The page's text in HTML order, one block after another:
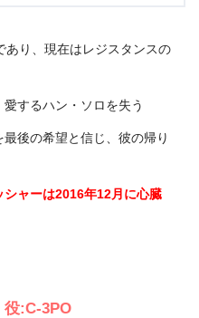
あり、現在はレジスタンスの
するハン・ソロを失う
後の希望と信じ、彼の帰り
シャーは2016年12月に心臓
役:C-3PO